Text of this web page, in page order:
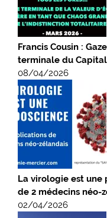
Francis Cousin :
terminale du Capital
08/04/2026
La virologie est une
de 2 médecins néo-
02/04/2026